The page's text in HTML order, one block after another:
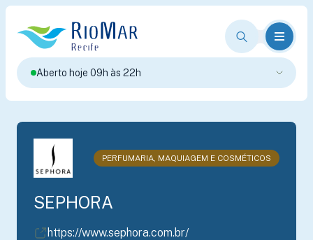
Aberto hoje 09h às 22h
PERFUMARIA, MAQUIAGEM E COSMÉTICOS
SEPHORA
https://www.sephora.com.br/